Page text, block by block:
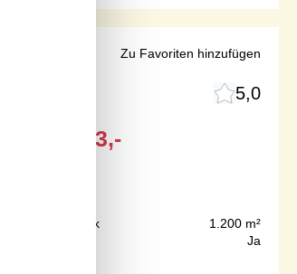
5,0
1.523,-
Grundstück
1.200 m²
Ja
Zu Favoriten hinzufügen